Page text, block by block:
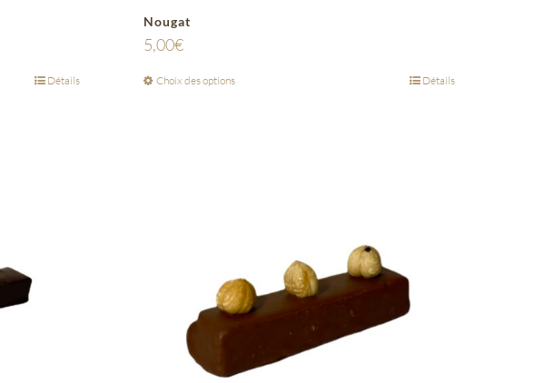
Détails
Nougat
5,00€
Choix des options Détails